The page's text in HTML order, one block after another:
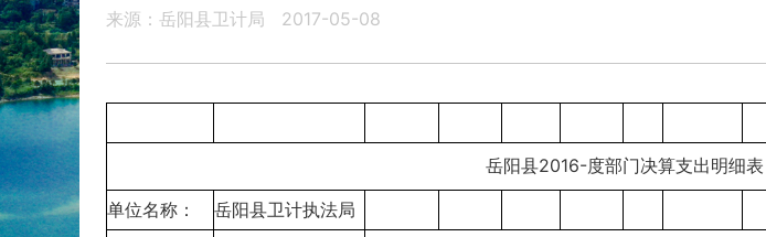
来源：岳阳县卫计局 2017-05-08
岳阳县2016-度部门决算支出明细表
单位名称：
岳阳县卫计执法局